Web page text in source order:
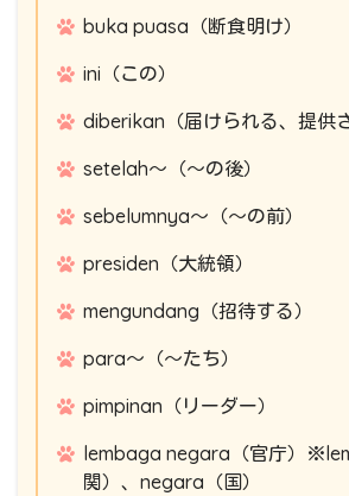
buka puasa（断食明け）
ini（この）
diberikan（届けられる、提供
setelah～（～の後）
sebelumnya～（～の前）
presiden（大統領）
mengundang（招待する）
para～（～たち）
pimpinan（リーダー）
lembaga negara（官庁）
関）、negara（国）